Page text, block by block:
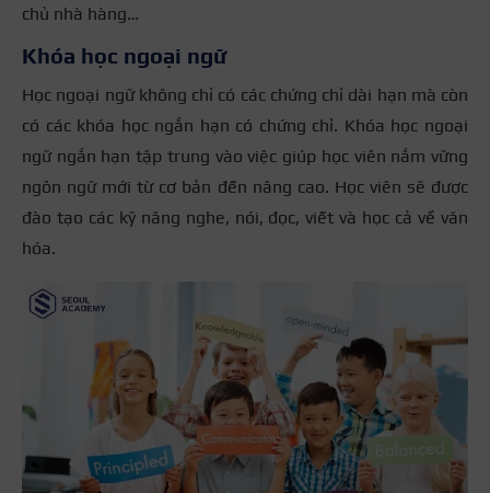
chủ nhà hàng…
Khóa học ngoại ngữ
Học ngoại ngữ không chỉ có các chứng chỉ dài hạn mà còn
có các khóa học ngắn hạn có chứng chỉ. Khóa học ngoại
ngữ ngắn hạn tập trung vào việc giúp học viên nắm vững
ngôn ngữ mới từ cơ bản đến nâng cao. Học viên sẽ được
đào tạo các kỹ năng nghe, nói, đọc, viết và học cả về văn
hóa.